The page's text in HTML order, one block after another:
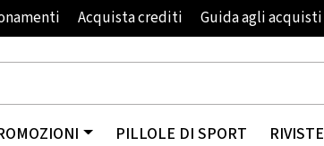
Acquista crediti Guida agli acquisti
PILLOLE DI SPORT RIVISTE